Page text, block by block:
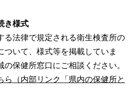
き様式
る法律で規定される衛生検査所の
ついて、様式等を掲載していま
保健所窓口にご相談ください。
ら（内部リンク「県内の保健所と